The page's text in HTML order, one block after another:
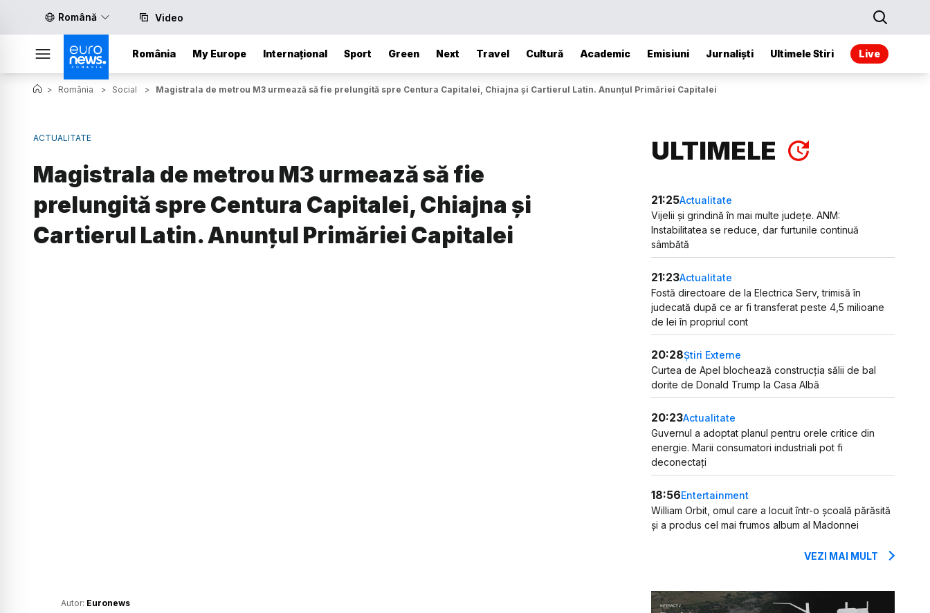
Română Video
România My Europe Internațional Sport Green Next Travel Cultură Academic Emisiuni Jurnaliști Ultimele Stiri Live
> România > Social > Magistrala de metrou M3 urmează să fie prelungită spre Centura Capitalei, Chiajna și Cartierul Latin. Anunțul Primăriei Capitalei
ACTUALITATE
Magistrala de metrou M3 urmează să fie
prelungită spre Centura Capitalei, Chiajna și
Cartierul Latin. Anunțul Primăriei Capitalei
Autor: Euronews
ULTIMELE
21:25Actualitate
Vijelii și grindină în mai multe județe. ANM:
Instabilitatea se reduce, dar furtunile continuă
sâmbătă
21:23Actualitate
Fostă directoare de la Electrica Serv, trimisă în
judecată după ce ar fi transferat peste 4,5 milioane
de lei în propriul cont
20:28Știri Externe
Curtea de Apel blochează construcția sălii de bal
dorite de Donald Trump la Casa Albă
20:23Actualitate
Guvernul a adoptat planul pentru orele critice din
energie. Marii consumatori industriali pot fi
deconectați
18:56Entertainment
William Orbit, omul care a locuit într-o școală părăsită
și a produs cel mai frumos album al Madonnei
VEZI MAI MULT